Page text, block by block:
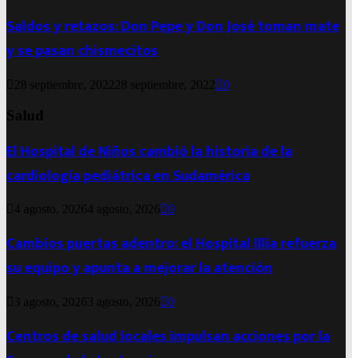
Saldos y retazos: Don Pepe y Don José toman mate
y se pasan chismecitos
28 septiembre, 2022 28 septiembre, 2022 0
Salud
El Hospital de Niños cambió la historia de la
cardiología pediátrica en Sudamérica
4 agosto, 20264 agosto, 2026 0
Cambios puertas adentro: el Hospital Illia refuerza
su equipo y apunta a mejorar la atención
3 agosto, 2026 3 agosto, 2026 0
Centros de salud locales impulsan acciones por la